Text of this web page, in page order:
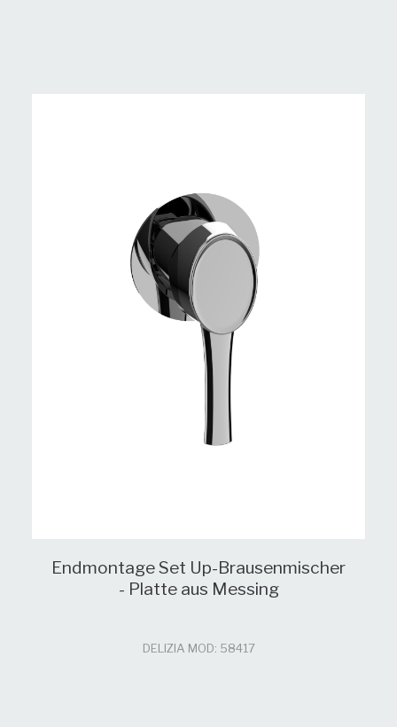
Endmontage Set Up-Brausenmischer
- Platte aus Messing
DELIZIA MOD: 58417